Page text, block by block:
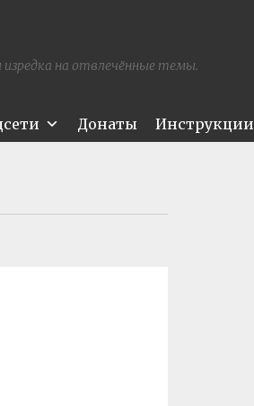
изредка на отвлечённые темы.
Донаты Инструкции